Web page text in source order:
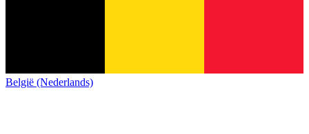
België (Nederlands)